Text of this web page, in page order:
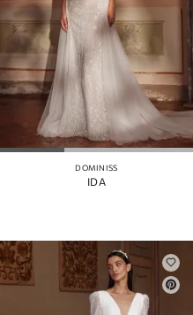
DOMINISS
IDA